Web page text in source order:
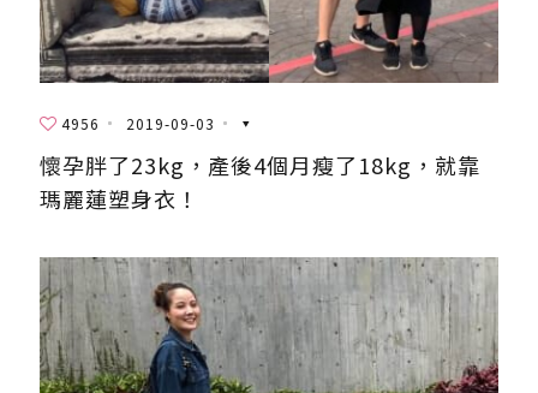
4956 2019-09-03
懷孕胖了23kg，產後4個月瘦了18kg，就靠
瑪麗蓮塑身衣！